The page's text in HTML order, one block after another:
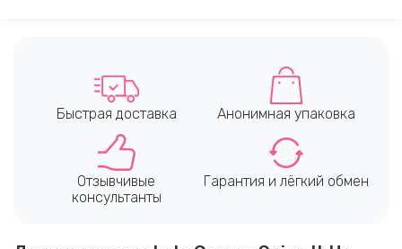
Быстрая доставка Анонимная упаковка
Отзывчивые
консультанты
Гарантия и лёгкий обмен